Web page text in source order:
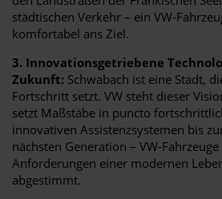
städtischen Verkehr – ein VW-
komfortabel ans Ziel.
3. Innovationsgetriebene
Zukunft: Schwabach ist eine Stadt,
Fortschritt setzt. VW steht dieser
setzt Maßstäbe in puncto
innovativen Assistenzsystemen bis
nächsten Generation – VW-
Anforderungen einer modernen
abgestimmt.